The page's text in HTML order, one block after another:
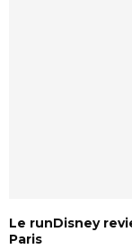
Le runDisney
Paris